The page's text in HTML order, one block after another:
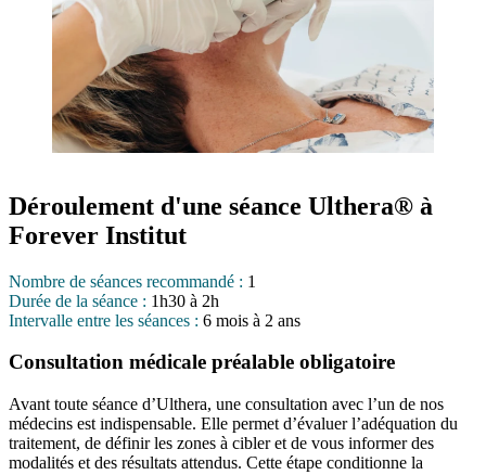
Déroulement d'une séance Ulthera® à
Forever Institut
Nombre de séances recommandé : 1
Durée de la séance : 1h30 à 2h
Intervalle entre les séances : 6 mois à 2 ans
Consultation médicale préalable obligatoire
Avant toute séance d’Ulthera, une consultation avec l’un de nos
médecins est indispensable. Elle permet d’évaluer l’adéquation du
traitement, de définir les zones à cibler et de vous informer des
modalités et des résultats attendus. Cette étape conditionne la